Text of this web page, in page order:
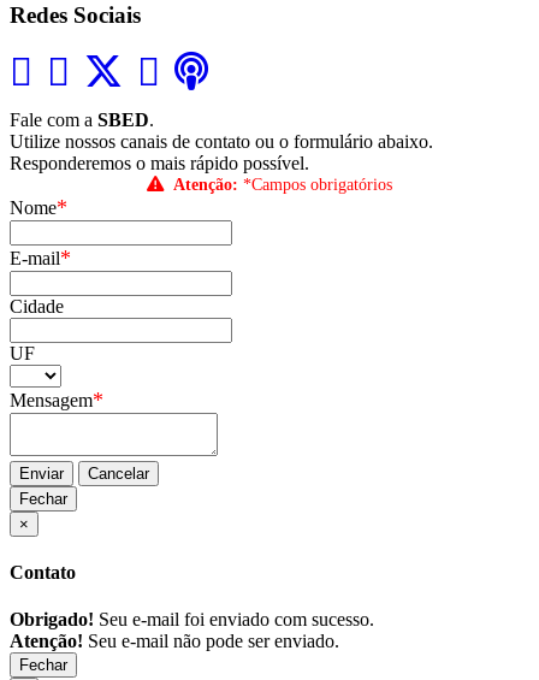
Redes Sociais
Fale com a SBED.
Utilize nossos canais de contato ou o formulário abaixo.
Responderemos o mais rápido possível.
Atenção: *Campos obrigatórios
Nome*
E-mail*
Cidade
UF
Mensagem*
Enviar
Cancelar
Fechar
×
Contato
Obrigado! Seu e-mail foi enviado com sucesso.
Atenção! Seu e-mail não pode ser enviado.
Fechar